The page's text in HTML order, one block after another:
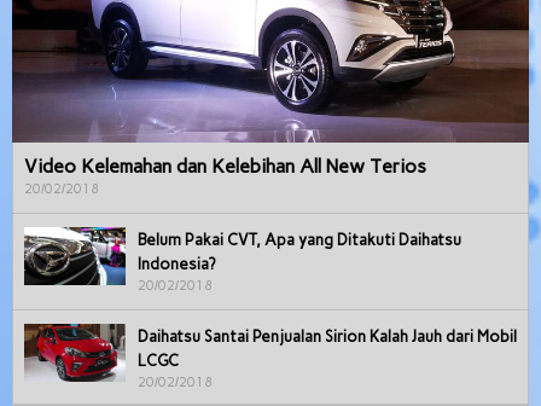
Video Kelemahan dan Kelebihan All New Terios
20/02/2018
Belum Pakai CVT, Apa yang Ditakuti Daihatsu
Indonesia?
20/02/2018
Daihatsu Santai Penjualan Sirion Kalah Jauh dari Mobil
LCGC
20/02/2018